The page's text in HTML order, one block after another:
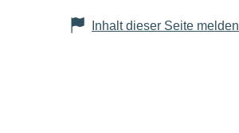
Inhalt dieser Seite melden